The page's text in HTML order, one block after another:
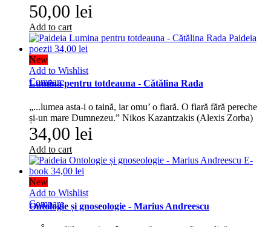
50,00 lei
Add to cart
New
Add to Wishlist
Compare
Lumina pentru totdeauna - Cătălina Rada
„...lumea asta-i o taină, iar omu’ o fiară. O fiară fără pereche
și-un mare Dumnezeu.” Nikos Kazantzakis (Alexis Zorba)
34,00 lei
Add to cart
New
Add to Wishlist
Compare
Ontologie și gnoseologie - Marius Andreescu